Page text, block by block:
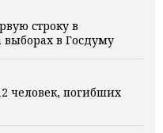
строку в
в Госдуму
человек, погибших